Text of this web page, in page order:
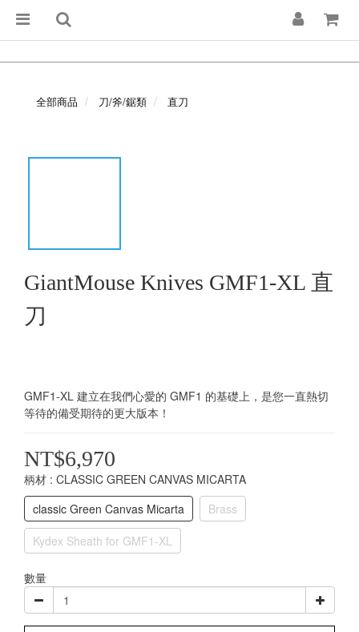
全部商品 刀/斧/鋸類 直刀
GiantMouse Knives GMF1-XL 直
刀
GMF1-XL 建立在我們心愛的 GMF1 的基礎上，是您一直熱切
等待的備受期待的更大版本！
NT$6,970
柄材 : CLASSIC GREEN CANVAS MICARTA
classic Green Canvas Micarta
Brass
Kydex Sheath for GMF1-XL
數量